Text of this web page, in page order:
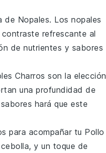
de Nopales. Los nopales
refrescante al
de nutrientes y sabores
Charros son la elección
una profundidad de
sabores hará que este
para acompañar tu Pollo
cebolla, y un toque de